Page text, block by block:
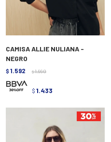
CAMISA ALLIE NULIANA -
NEGRO
$ 1.592 $ 1.990
$ 1.433